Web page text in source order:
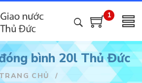
1
bình 20l Thủ Đức
CHỦ
/